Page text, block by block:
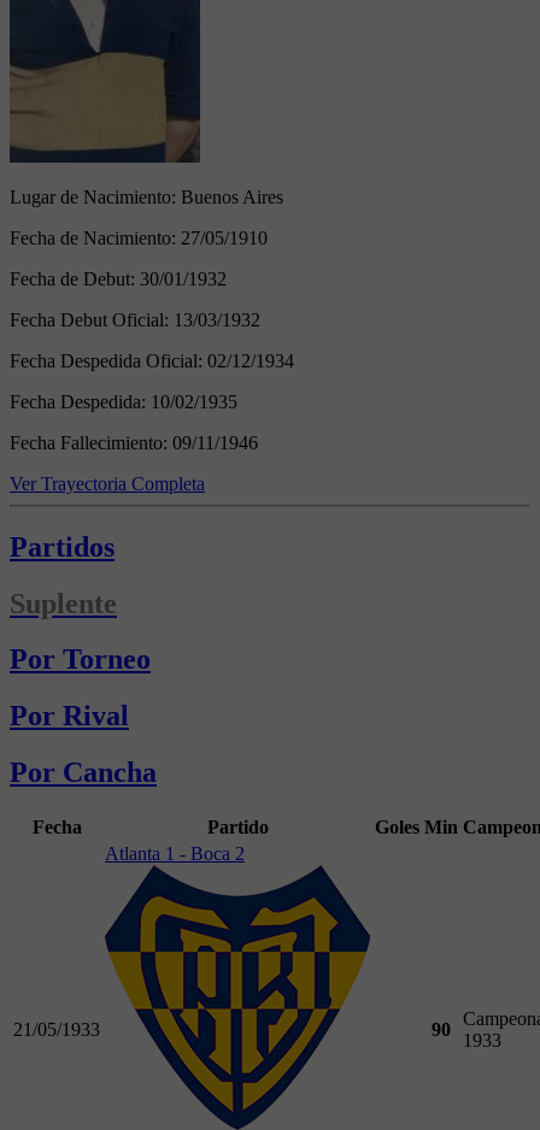
Lugar de Nacimiento: Buenos Aires
Fecha de Nacimiento: 27/05/1910
Fecha de Debut: 30/01/1932
Fecha Debut Oficial: 13/03/1932
Fecha Despedida Oficial: 02/12/1934
Fecha Despedida: 10/02/1935
Fecha Fallecimiento: 09/11/1946
Ver Trayectoria Completa
Partidos
Suplente
Por Torneo
Por Rival
Por Cancha
Fecha Partido Goles Min
21/05/1933
Atlanta 1 - Boca 2
90
1933